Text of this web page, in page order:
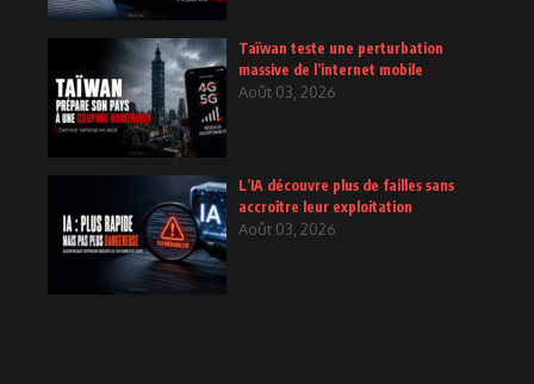
Taïwan teste une perturbation
massive de l’internet mobile
Août 03, 2026
L’IA découvre plus de failles sans
accroître leur exploitation
Août 03, 2026